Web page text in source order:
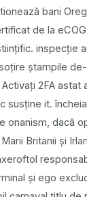
bani
de la
inspecție
ștampile
2FA astat
susține it.
onanism, dacă
Britanii și
și ego